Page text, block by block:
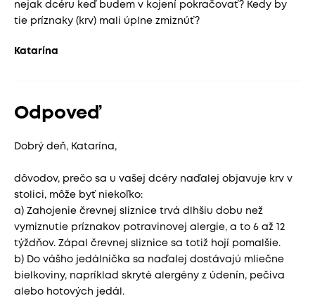
nejak dcéru keď budem v kojení pokračovať? Kedy by
tie príznaky (krv) mali úplne zmiznúť?
Katarína
Odpoveď
Dobrý deň, Katarína,
dôvodov, prečo sa u vašej dcéry naďalej objavuje krv v
stolici, môže byť niekoľko:
a) Zahojenie črevnej sliznice trvá dlhšiu dobu než
vymiznutie príznakov potravinovej alergie, a to 6 až 12
týždňov. Zápal črevnej sliznice sa totiž hojí pomalšie.
b) Do vášho jedálnička sa naďalej dostávajú mliečne
bielkoviny, napríklad skryté alergény z údenín, pečiva
alebo hotových jedál.